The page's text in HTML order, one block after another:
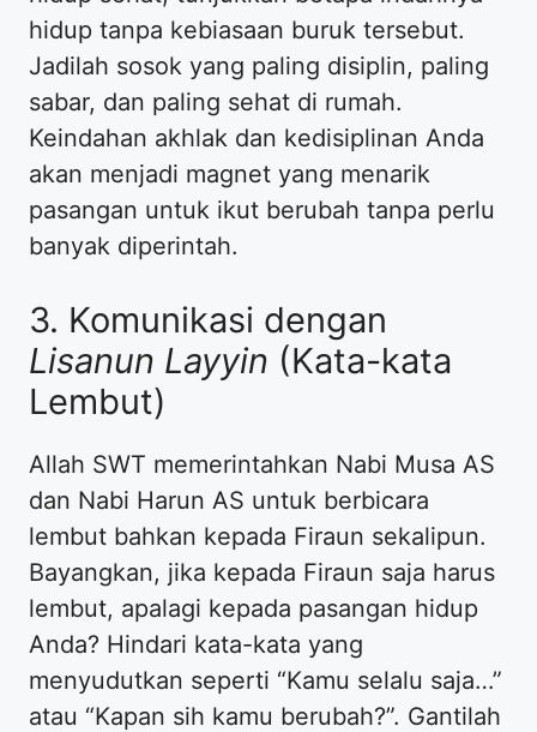
hidup tanpa kebiasaan buruk tersebut.
Jadilah sosok yang paling disiplin, paling
sabar, dan paling sehat di rumah.
Keindahan akhlak dan kedisiplinan Anda
akan menjadi magnet yang menarik
pasangan untuk ikut berubah tanpa perlu
banyak diperintah.
3. Komunikasi dengan
Lisanun Layyin (Kata-kata
Lembut)
Allah SWT memerintahkan Nabi Musa AS
dan Nabi Harun AS untuk berbicara
lembut bahkan kepada Firaun sekalipun.
Bayangkan, jika kepada Firaun saja harus
lembut, apalagi kepada pasangan hidup
Anda? Hindari kata-kata yang
menyudutkan seperti “Kamu selalu saja…”
atau “Kapan sih kamu berubah?”. Gantilah